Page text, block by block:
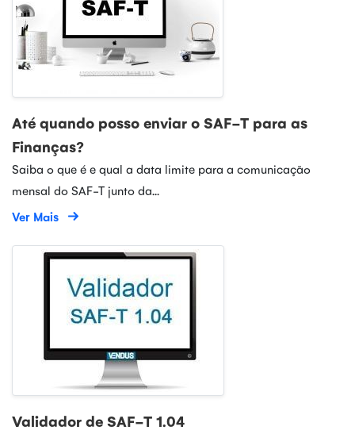
Até quando posso enviar o SAF-T para as
Finanças?
Saiba o que é e qual a data limite para a comunicação
mensal do SAF-T junto da...
Ver Mais
Validador de SAF-T 1.04